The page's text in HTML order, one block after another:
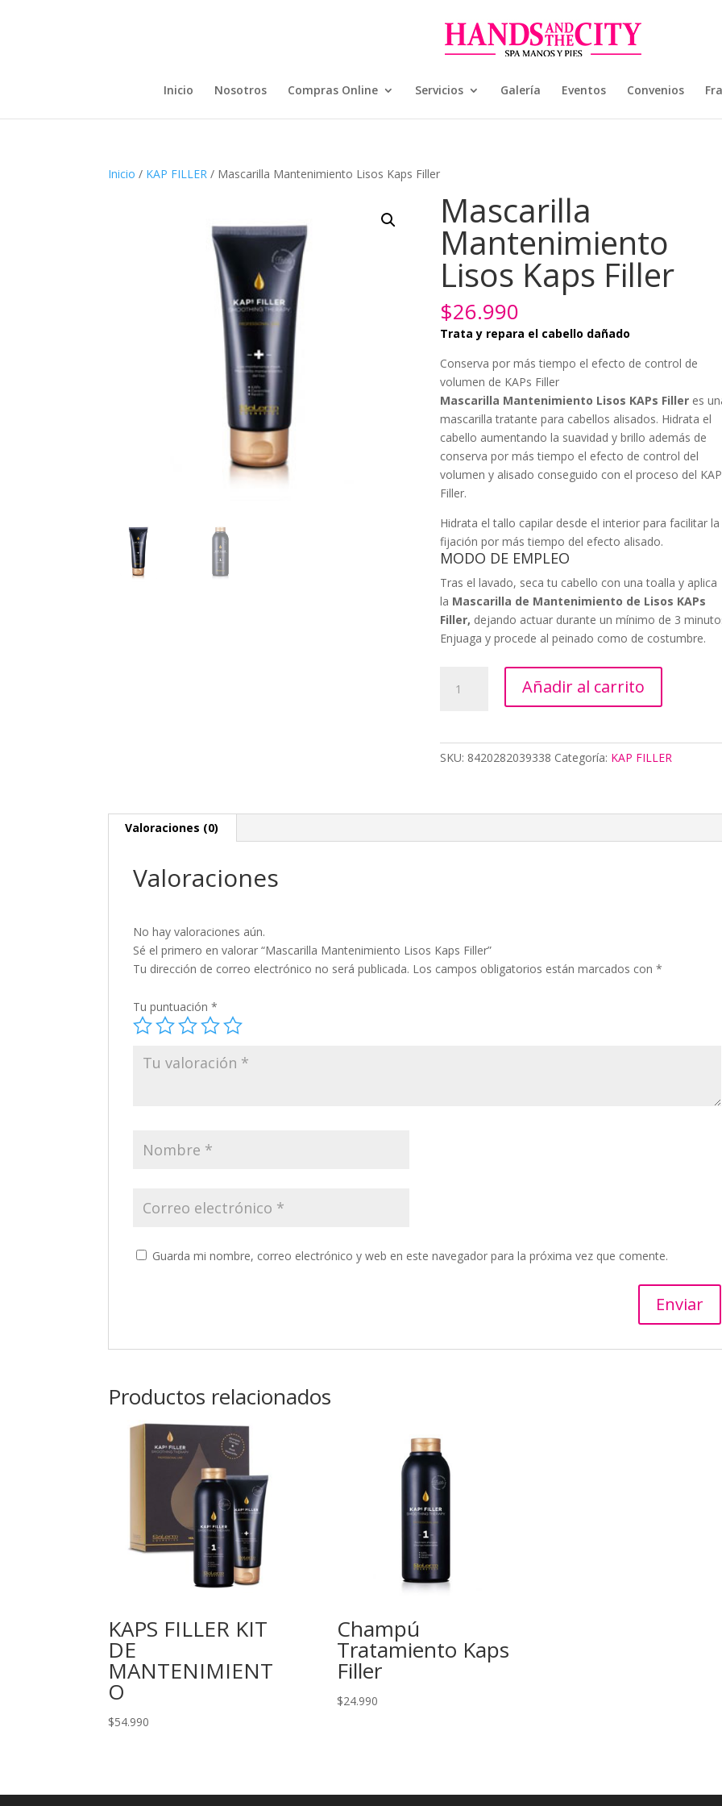
Inicio Nosotros Compras Online Servicios Galería Eventos Convenios
Inicio / KAP FILLER / Mascarilla Mantenimiento Lisos Kaps Filler
Mascarilla
Mantenimiento
Lisos Kaps Filler
$26.990
Trata y repara el cabello dañado
Conserva por más tiempo el efecto de control de
volumen de KAPs Filler
Mascarilla Mantenimiento Lisos KAPs Filler es
mascarilla tratante para cabellos alisados. Hidrata el
cabello aumentando la suavidad y brillo además de
conserva por más tiempo el efecto de control del
volumen y alisado conseguido con el proceso del
Filler.
Hidrata el tallo capilar desde el interior para facilitar la
fijación por más tiempo del efecto alisado.
MODO DE EMPLEO
Tras el lavado, seca tu cabello con una toalla y aplica
la Mascarilla de Mantenimiento de Lisos KAPs
Filler, dejando actuar durante un mínimo de 3
Enjuaga y procede al peinado como de costumbre.
Mantenimiento
Añadir al carrito
SKU: 8420282039338 Categoría: KAP FILLER
Valoraciones (0)
Valoraciones
No hay valoraciones aún.
Sé el primero en valorar “Mascarilla Mantenimiento Lisos Kaps Filler”
Tu dirección de correo electrónico no será publicada. Los campos obligatorios están marcados con*
Tu puntuación*
Guarda mi nombre, correo electrónico y web en este navegador para la próxima vez que comente.
Productos relacionados
KAPS FILLER KIT
DE
MANTENIMIENT
O
$54.990
Champú
Tratamiento Kaps
Filler
$24.990